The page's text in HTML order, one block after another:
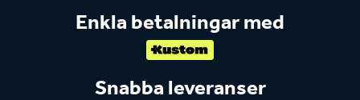
Enkla betalningar med
Snabba leveranser